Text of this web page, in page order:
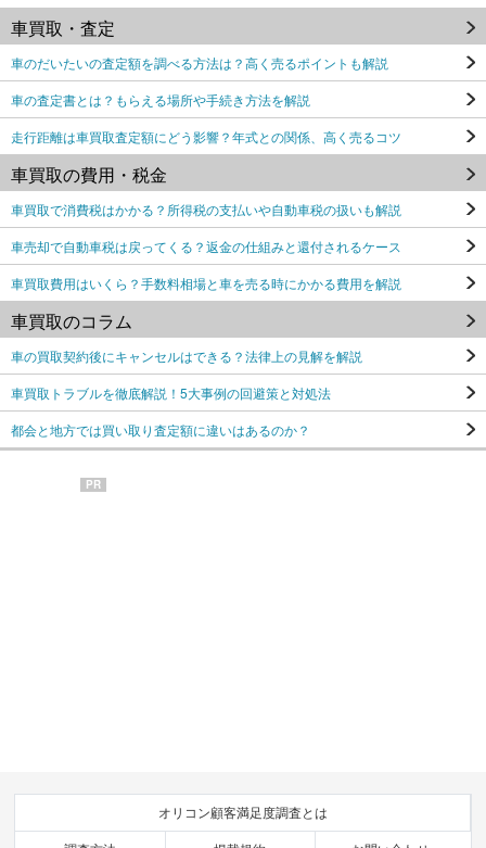
車買取・査定
車のだいたいの査定額を調べる方法は？高く売るポイントも解説
車の査定書とは？もらえる場所や手続き方法を解説
走行距離は車買取査定額にどう影響？年式との関係、高く売るコツ
車買取の費用・税金
車買取で消費税はかかる？所得税の支払いや自動車税の扱いも解説
車売却で自動車税は戻ってくる？返金の仕組みと還付されるケース
車買取費用はいくら？手数料相場と車を売る時にかかる費用を解説
車買取のコラム
車の買取契約後にキャンセルはできる？法律上の見解を解説
車買取トラブルを徹底解説！5大事例の回避策と対処法
都会と地方では買い取り査定額に違いはあるのか？
PR
オリコン顧客満足度調査とは